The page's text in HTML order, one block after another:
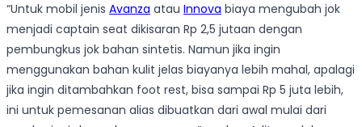
“Untuk mobil jenis Avanza atau Innova biaya mengubah jok
menjadi captain seat dikisaran Rp 2,5 jutaan dengan
pembungkus jok bahan sintetis. Namun jika ingin
menggunakan bahan kulit jelas biayanya lebih mahal, apalagi
jika ingin ditambahkan foot rest, bisa sampai Rp 5 juta lebih,
ini untuk pemesanan alias dibuatkan dari awal mulai dari